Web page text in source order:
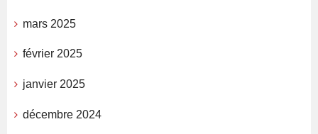
mars 2025
février 2025
janvier 2025
décembre 2024